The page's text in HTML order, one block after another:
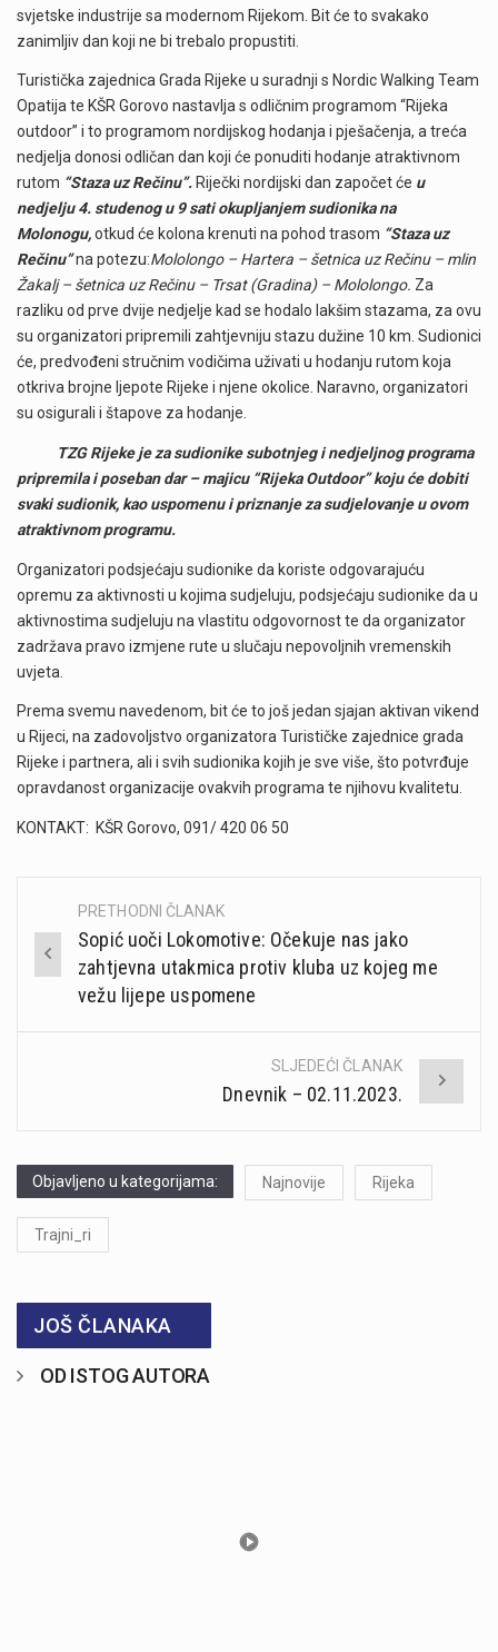
svjetske industrije sa modernom Rijekom. Bit će to svakako
zanimljiv dan koji ne bi trebalo propustiti.
Turistička zajednica Grada Rijeke u suradnji s Nordic Walking Team
Opatija te KŠR Gorovo nastavlja s odličnim programom “Rijeka
outdoor” i to programom nordijskog hodanja i pješačenja, a treća
nedjelja donosi odličan dan koji će ponuditi hodanje atraktivnom
rutom “Staza uz Rečinu”. Riječki nordijski dan započet će u
nedjelju 4. studenog u 9 sati okupljanjem sudionika na
Molonogu,otkud će kolona krenuti na pohod trasom “Staza uz
Rečinu”na potezu:Mololongo – Hartera – šetnica uz Rečinu – mlin
Žakalj – šetnica uz Rečinu – Trsat (Gradina) – Mololongo. Za
razliku od prve dvije nedjelje kad se hodalo lakšim stazama, za ovu
su organizatori pripremili zahtjevniju stazu dužine 10 km. Sudionici
će, predvođeni stručnim vodičima uživati u hodanju rutom koja
otkriva brojne ljepote Rijeke i njene okolice. Naravno, organizatori
su osigurali i štapove za hodanje.
TZG Rijeke je za sudionike subotnjeg i nedjeljnog programa
pripremila i poseban dar – majicu “Rijeka Outdoor” koju će dobiti
svaki sudionik, kao uspomenu i priznanje za sudjelovanje u ovom
atraktivnom programu.
Organizatori podsjećaju sudionike da koriste odgovarajuću
opremu za aktivnosti u kojima sudjeluju, podsjećaju sudionike da u
aktivnostima sudjeluju na vlastitu odgovornost te da organizator
zadržava pravo izmjene rute u slučaju nepovoljnih vremenskih
uvjeta.
Prema svemu navedenom, bit će to još jedan sjajan aktivan vikend
u Rijeci, na zadovoljstvo organizatora Turističke zajednice grada
Rijeke i partnera, ali i svih sudionika kojih je sve više, što potvrđuje
opravdanost organizacije ovakvih programa te njihovu kvalitetu.
KONTAKT: KŠR Gorovo, 091/ 420 06 50
Post
navigation
PRETHODNI ČLANAK
Sopić uoči Lokomotive: Očekuje nas jako
zahtjevna utakmica protiv kluba uz kojeg me
vežu lijepe uspomene
SLJEDEĆI ČLANAK
Dnevnik – 02.11.2023.
Objavljeno u kategorijama: Najnovije Rijeka
Trajni_ri
JOŠ ČLANAKA
OD ISTOG AUTORA